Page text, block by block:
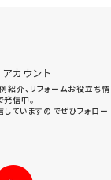
カウント
紹介、リフォームお役立ち情
信中。
ていますのでぜひフォロー